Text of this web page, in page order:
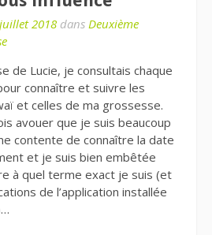
2018 dans Deuxième
de Lucie, je consultais chaque
connaître et suivre les
et celles de ma grossesse.
avouer que je suis beaucoup
contente de connaître la date
et je suis bien embêtée
à quel terme exact je suis (et
de l’application installée